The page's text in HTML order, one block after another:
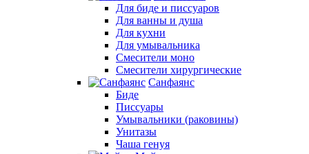
Для биде и писсуаров
Для ванны и душа
Для кухни
Для умывальника
Смесители моно
Смесители хирургические
Санфаянс
Биде
Писсуары
Умывальники (раковины)
Унитазы
Чаша генуя